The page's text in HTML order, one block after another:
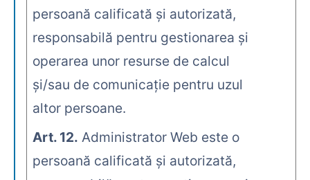
persoană calificată şi autorizată,
responsabilă pentru gestionarea şi
operarea unor resurse de calcul
şi/sau de comunicaţie pentru uzul
altor persoane.
Art. 12. Administrator Web este o
persoană calificată şi autorizată,